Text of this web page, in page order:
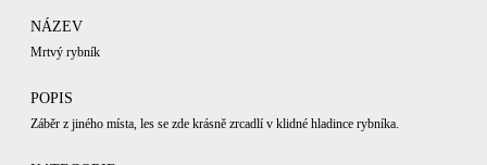
NÁZEV
Mrtvý rybník
POPIS
Záběr z jiného místa, les se zde krásně zrcadlí v klidné hladince rybníka.